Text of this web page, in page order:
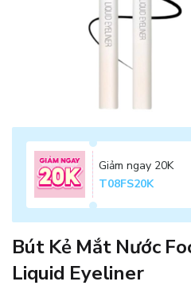
Giảm ngay 20K
T08FS20K
Bút Kẻ Mắt Nước
Liquid Eyeliner